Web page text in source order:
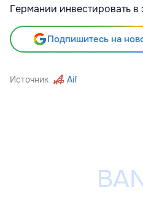
Германии инвестировать в
Подпишитесь на
Источник Aif